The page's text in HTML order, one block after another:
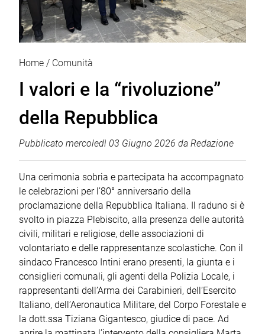
Home Comunità
I valori e la “rivoluzione”
della Repubblica
Pubblicato mercoledì 03 Giugno 2026 da Redazione
Una cerimonia sobria e partecipata ha accompagnato
le celebrazioni per l’80° anniversario della
proclamazione della Repubblica Italiana. Il raduno si è
svolto in piazza Plebiscito, alla presenza delle autorità
civili, militari e religiose, delle associazioni di
volontariato e delle rappresentanze scolastiche. Con il
sindaco Francesco Intini erano presenti, la giunta e i
consiglieri comunali, gli agenti della Polizia Locale, i
rappresentanti dell’Arma dei Carabinieri, dell’Esercito
Italiano, dell’Aeronautica Militare, del Corpo Forestale e
la dott.ssa Tiziana Gigantesco, giudice di pace. Ad